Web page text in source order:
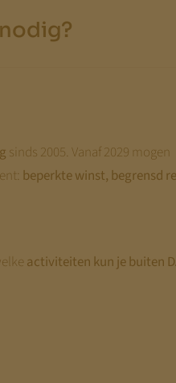
sinds 2005. Vanaf 2029 mogen
beperkte winst, begrensd
activiteiten kun je buiten